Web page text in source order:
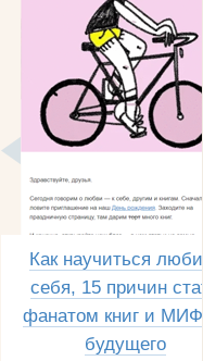
Как научиться
себя, 15 причин
фанатом книг и
будущего